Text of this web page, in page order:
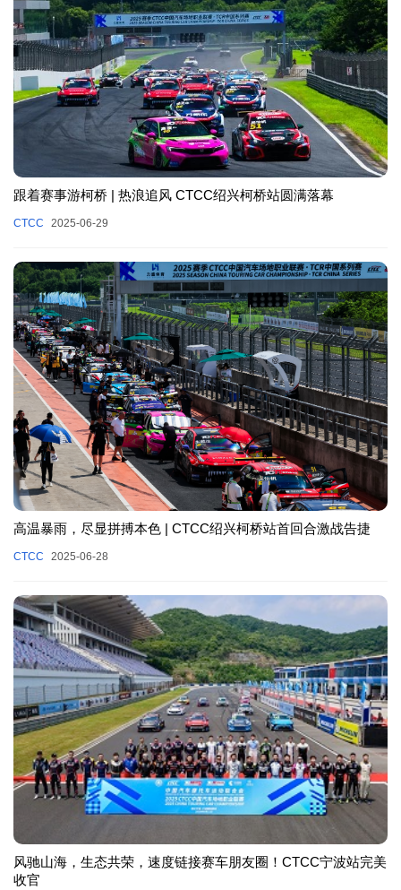
跟着赛事游柯桥 | 热浪追风 CTCC绍兴柯桥站圆满落幕
CTCC 2025-06-29
高温暴雨，尽显拼搏本色 | CTCC绍兴柯桥站首回合激战告捷
CTCC 2025-06-28
风驰山海，生态共荣，速度链接赛车朋友圈！CTCC宁波站完美
收官